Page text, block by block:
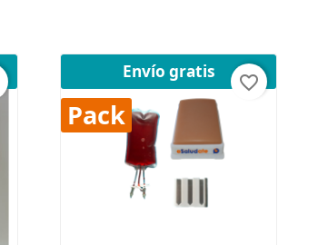
Envío gratis
Pack
favorite_border